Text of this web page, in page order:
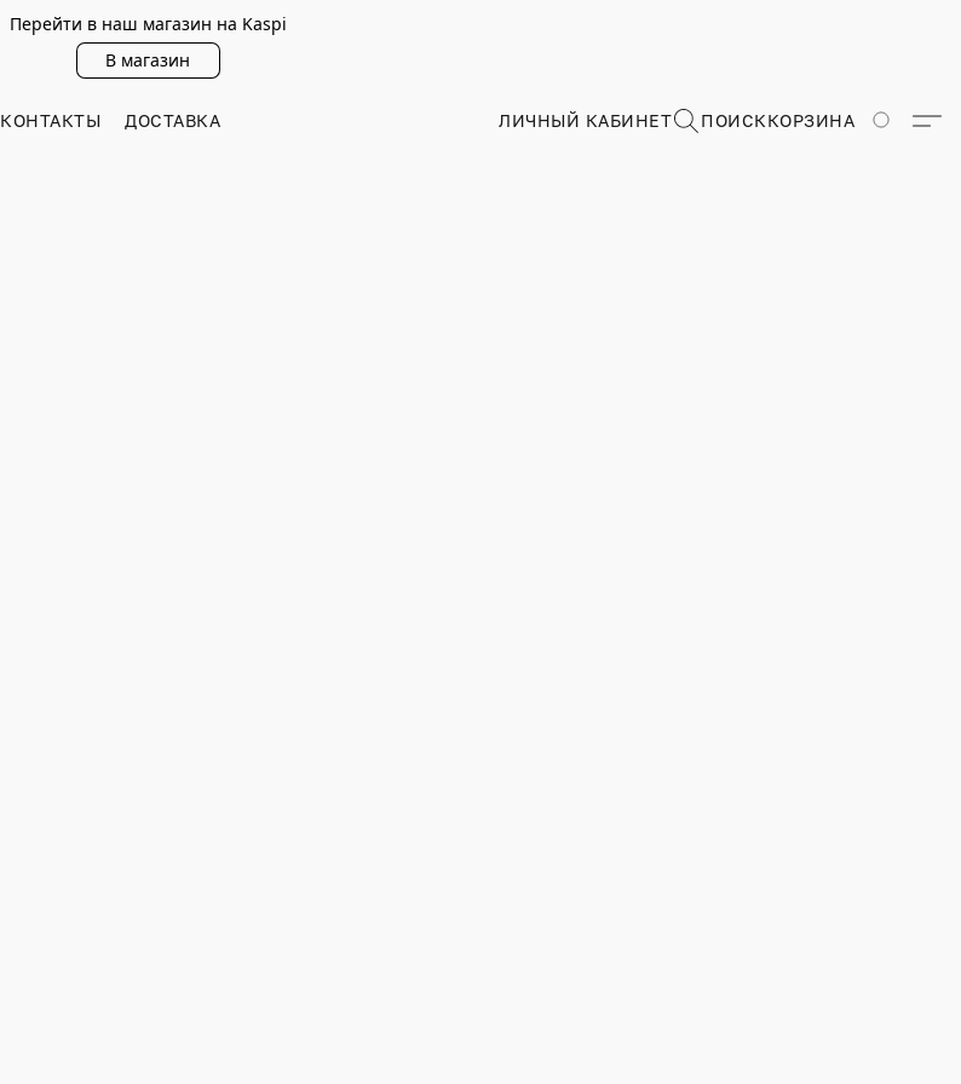
Перейти в наш магазин на Kaspi
В магазин
КОНТАКТЫ ДОСТАВКА ЛИЧНЫЙ КАБИНЕТ ПОИСККОРЗИНА